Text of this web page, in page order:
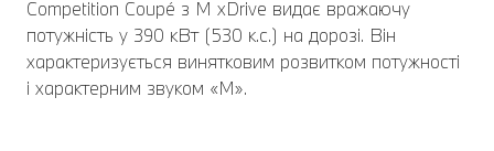
Competition Coupé з M xDrive видає вражаючу
потужність у 390 кВт (530 к.с.) на дорозі. Він
характеризується винятковим розвитком потужності
і характерним звуком «М».